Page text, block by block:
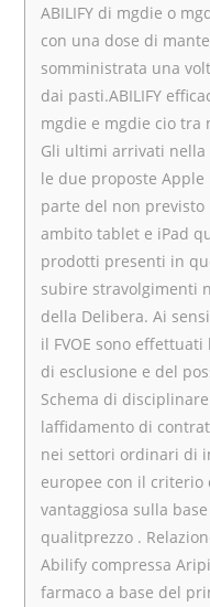
ABILIFY di mgdie o
con una dose di
somministrata una
dai pasti.ABILIFY
mgdie e mgdie cio tra
Gli ultimi arrivati
le due proposte Apple
parte del non
ambito tablet e iPad
prodotti presenti in
subire stravolgimenti
della Delibera. Ai
il FVOE sono
di esclusione e del
Schema di
laffidamento di
nei settori ordinari di
europee con il
vantaggiosa sulla
qualitprezzo .
Abilify compressa
farmaco a base del